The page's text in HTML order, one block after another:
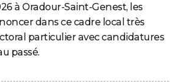
à Oradour-Saint-Genest, les
dans ce cadre local très
particulier avec candidatures
passé.